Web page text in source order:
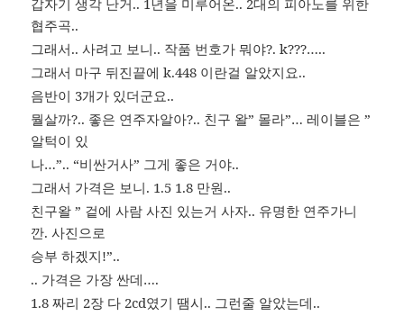
갑자기 생각 난거.. 1년을 미루어온.. 2대의 피아노를 위한
협주곡..
그래서.. 사려고 보니.. 작품 번호가 뭐야?. k???…..
그래서 마구 뒤진끝에 k.448 이란걸 알았지요..
음반이 3개가 있더군요..
뭘살까?.. 좋은 연주자알아?.. 친구 왈” 몰라”… 레이블은 ”
알턱이 있
나…”.. “비싼거사” 그게 좋은 거야..
그래서 가격은 보니. 1.5 1.8 만원..
친구왈 ” 겉에 사람 사진 있는거 사자.. 유명한 연주가니
깐. 사진으로
승부 하겠지!”..
.. 가격은 가장 싼데….
1.8 짜리 2장 다 2cd였기 땜시.. 그런줄 알았는데..